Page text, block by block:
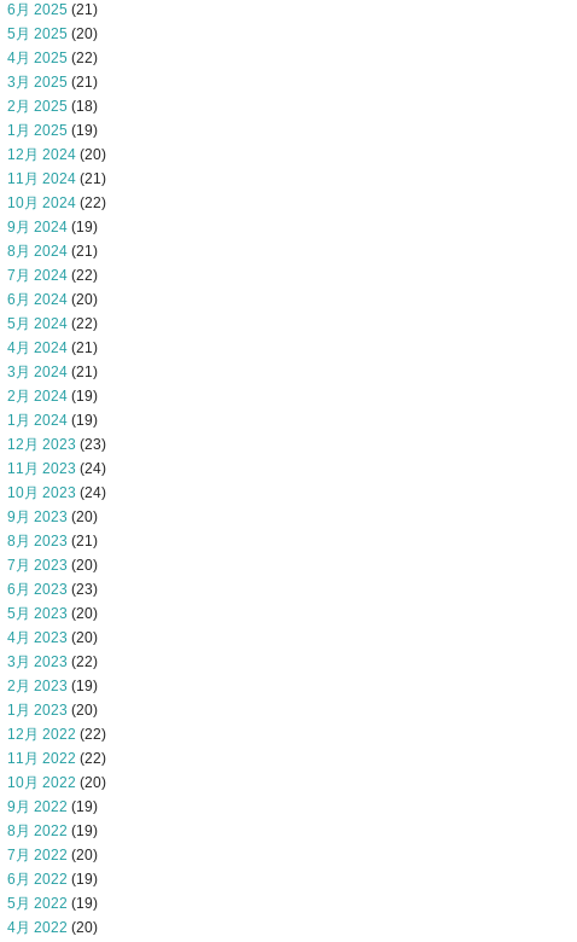
6月 2025 (21)
5月 2025 (20)
4月 2025 (22)
3月 2025 (21)
2月 2025 (18)
1月 2025 (19)
12月 2024 (20)
11月 2024 (21)
10月 2024 (22)
9月 2024 (19)
8月 2024 (21)
7月 2024 (22)
6月 2024 (20)
5月 2024 (22)
4月 2024 (21)
3月 2024 (21)
2月 2024 (19)
1月 2024 (19)
12月 2023 (23)
11月 2023 (24)
10月 2023 (24)
9月 2023 (20)
8月 2023 (21)
7月 2023 (20)
6月 2023 (23)
5月 2023 (20)
4月 2023 (20)
3月 2023 (22)
2月 2023 (19)
1月 2023 (20)
12月 2022 (22)
11月 2022 (22)
10月 2022 (20)
9月 2022 (19)
8月 2022 (19)
7月 2022 (20)
6月 2022 (19)
5月 2022 (19)
4月 2022 (20)